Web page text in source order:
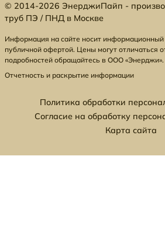
© 2014-2026 ЭнерджиПайп -
труб ПЭ / ПНД в Москве
Информация на сайте носит информационный
публичной офертой. Цены могут отличаться
подробностей обращайтесь в ООО «Энерджи».
Отчетность и раскрытие информации
Политика обработки
Согласие на обработку
Карта сайта